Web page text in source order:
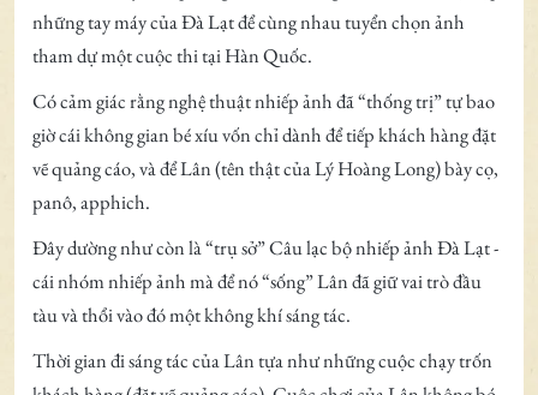
những tay máy của Đà Lạt để cùng nhau tuyển chọn ảnh
tham dự một cuộc thi tại Hàn Quốc.
Có cảm giác rằng nghệ thuật nhiếp ảnh đã “thống trị” tự bao
giờ cái không gian bé xíu vốn chỉ dành để tiếp khách hàng đặt
vẽ quảng cáo, và để Lân (tên thật của Lý Hoàng Long) bày cọ,
panô, apphich.
Đây dường như còn là “trụ sở” Câu lạc bộ nhiếp ảnh Đà Lạt -
cái nhóm nhiếp ảnh mà để nó “sống” Lân đã giữ vai trò đầu
tàu và thổi vào đó một không khí sáng tác.
Thời gian đi sáng tác của Lân tựa như những cuộc chạy trốn